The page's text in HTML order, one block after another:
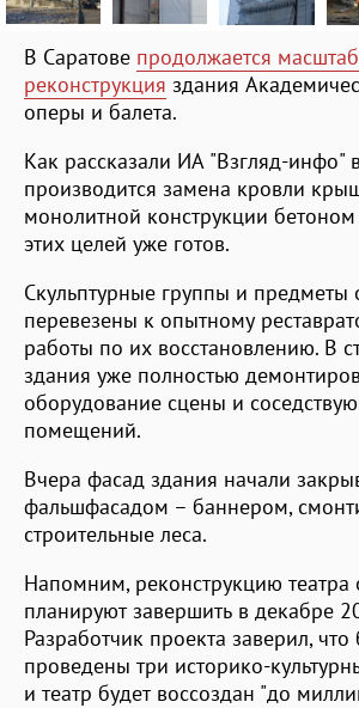
В Саратове продолжается
реконструкция здания
оперы и балета.
Как рассказали ИА "Взгляд-инфо"
производится замена кровли
монолитной конструкции
этих целей уже готов.
Скульптурные группы и предметы
перевезены к опытному
работы по их восстановлению. В
здания уже полностью
оборудование сцены и
помещений.
Вчера фасад здания начали
фальшфасадом – баннером,
строительные леса.
Напомним, реконструкцию театра
планируют завершить в декабре
Разработчик проекта заверил,
проведены три историко-
и театр будет воссоздан "до